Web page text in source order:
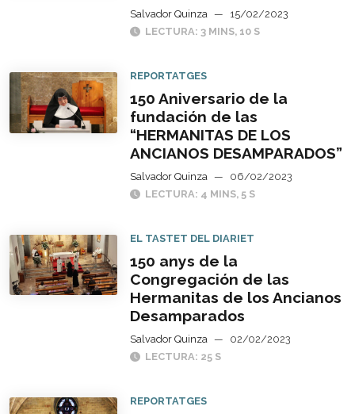
Salvador Quinza —
15/02/2023
LECTURA: 3 MINS, 10 S
REPORTATGES
150 Aniversario de la
fundación de las
“HERMANITAS DE LOS
ANCIANOS DESAMPARADOS”
Salvador Quinza —
06/02/2023
LECTURA: 4 MINS, 5 S
EL TASTET DEL DIARIET
150 anys de la
Congregación de las
Hermanitas de los Ancianos
Desamparados
Salvador Quinza —
02/02/2023
LECTURA: 25 S
REPORTATGES